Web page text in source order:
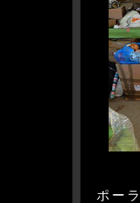
ポー